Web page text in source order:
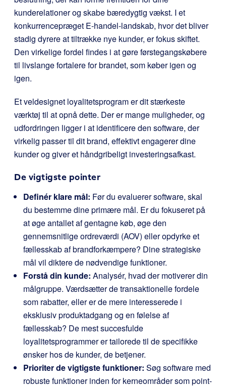
kunderelationer og skabe bæredygtig vækst. I et
konkurrencepræget E-handel-landskab, hvor det bliver
stadig dyrere at tiltrække nye kunder, er fokus skiftet.
Den virkelige fordel findes i at gøre førstegangskøbere
til livslange fortalere for brandet, som køber igen og
igen.
Et veldesignet loyalitetsprogram er dit stærkeste
værktøj til at opnå dette. Der er mange muligheder, og
udfordringen ligger i at identificere den software, der
virkelig passer til dit brand, effektivt engagerer dine
kunder og giver et håndgribeligt investeringsafkast.
De vigtigste pointer
Definér klare mål: Før du evaluerer software, skal
du bestemme dine primære mål. Er du fokuseret på
at øge antallet af gentagne køb, øge den
gennemsnitlige ordreværdi (AOV) eller opdyrke et
fællesskab af brandforkæmpere? Dine strategiske
mål vil diktere de nødvendige funktioner.
Forstå din kunde: Analysér, hvad der motiverer din
målgruppe. Værdsætter de transaktionelle fordele
som rabatter, eller er de mere interesserede i
eksklusiv produktadgang og en følelse af
fællesskab? De mest succesfulde
loyalitetsprogrammer er tailorede til de specifikke
ønsker hos de kunder, de betjener.
Prioriter de vigtigste funktioner: Søg software med
robuste funktioner inden for kerneområder som point-